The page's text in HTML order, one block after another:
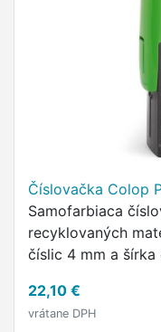
Číslovačka Colop
Samofarbiaca
recyklovaných
číslic 4 mm a
Pečiatka
22,10 €
vrátane DPH